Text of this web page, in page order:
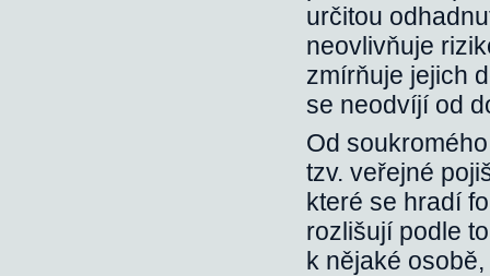
určitou
neovlivňuje
zmírňuje jejich
se neodvíjí od
Od
tzv. veřejné
které se hradí
rozlišují podle
k nějaké